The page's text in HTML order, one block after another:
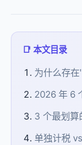
📑 本文目录
为什么存
2026 年 6
3 个最划算
单独计税